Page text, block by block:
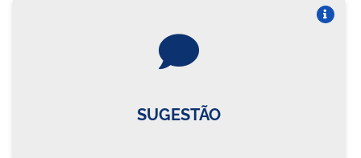
SUGESTÃO